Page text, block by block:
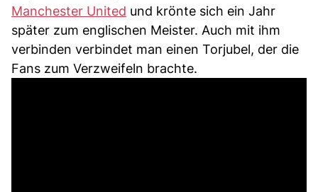
Manchester United und krönte sich ein Jahr
später zum englischen Meister. Auch mit ihm
verbinden verbindet man einen Torjubel, der die
Fans zum Verzweifeln brachte.